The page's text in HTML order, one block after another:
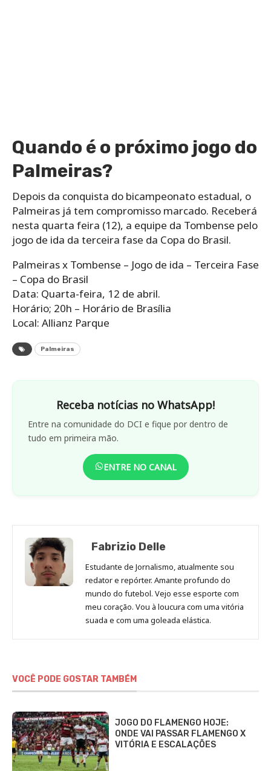
Quando é o próximo jogo do
Palmeiras?
Depois da conquista do bicampeonato estadual, o
Palmeiras já tem compromisso marcado. Receberá
nesta quarta feira (12), a equipe da Tombense pelo
jogo de ida da terceira fase da Copa do Brasil.
Palmeiras x Tombense – Jogo de ida – Terceira Fase
– Copa do Brasil
Data: Quarta-feira, 12 de abril.
Horário; 20h – Horário de Brasília
Local: Allianz Parque
Palmeiras
Receba notícias no WhatsApp!
Entre na comunidade do DCI e fique por dentro de
tudo em primeira mão.
ENTRE NO CANAL
Fabrizio Delle
Estudante de Jornalismo, atualmente sou
redator e repórter. Amante profundo do
mundo do futebol. Vejo esse esporte com
meu coração. Vou à loucura com uma vitória
suada e com uma goleada elástica.
VOCÊ PODE GOSTAR TAMBÉM
JOGO DO FLAMENGO HOJE:
ONDE VAI PASSAR FLAMENGO X
VITÓRIA E ESCALAÇÕES